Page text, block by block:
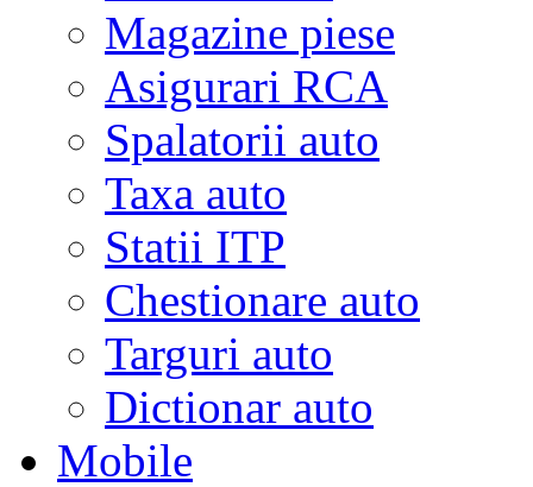
Magazine piese
Asigurari RCA
Spalatorii auto
Taxa auto
Statii ITP
Chestionare auto
Targuri auto
Dictionar auto
Mobile